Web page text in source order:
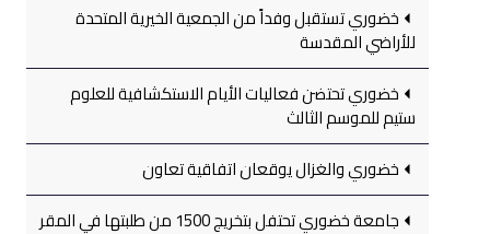
خضوري تستقبل وفداً من الجمعية الخيرية المتحدة
للأراضي المقدسة
خضوري تحتضن فعاليات الأيام الاستكشافية للعلوم
ستيم للموسم الثالث
خضوري والغزال يوقعان اتفاقية تعاون
جامعة خضوري تحتفل بتخريج 1500 من طلبتها في المقر